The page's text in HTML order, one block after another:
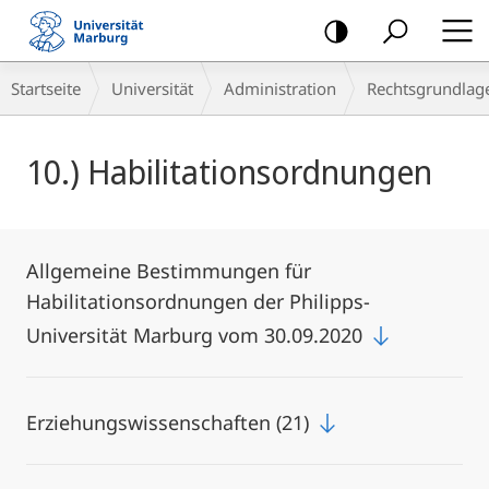
Mobile-
Navigation
Breadcrumb-
Navigation
Startseite Universität Administration
10.) Habilitationsordnungen
Allgemeine Bestimmungen für
Habilitationsordnungen der Philipps-
Universität Marburg vom 30.09.2020
Erziehungswissenschaften (21)